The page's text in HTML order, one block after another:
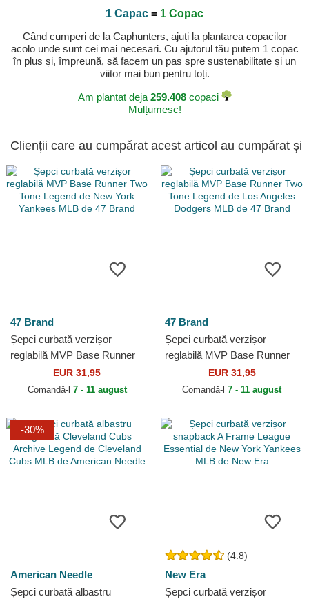
1 Capac = 1 Copac
Când cumperi de la Caphunters, ajuți la plantarea copacilor
acolo unde sunt cei mai necesari. Cu ajutorul tău putem 1 copac
în plus și, împreună, să facem un pas spre sustenabilitate și un
viitor mai bun pentru toți.
Am plantat deja 259.408copaci
Mulțumesc!
Clienții care au cumpărat acest articol au cumpărat și
47 Brand
Șepci curbată verzișor
reglabilă MVP Base Runner
Two Tone Legend de New
York Yankees MLB de 47
EUR 31,95
Comandă-l 7 - 11 august
47 Brand
Șepci curbată verzișor
reglabilă MVP Base Runner
Two Tone Legend de Los
Angeles Dodgers MLB de
EUR 31,95
Comandă-l 7 - 11 august
-30%
American Needle
Șepci curbată albastru
(4.8)
New Era
Șepci curbată verzișor